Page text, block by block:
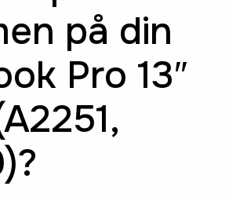
på din
Pro 13″